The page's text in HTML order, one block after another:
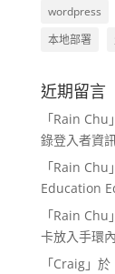
wordpress
本地部署
近期留言
「Rain Chu
錄登入者資
「Rain Chu
Education
「Rain Chu
卡放入手環內
「Craig」於